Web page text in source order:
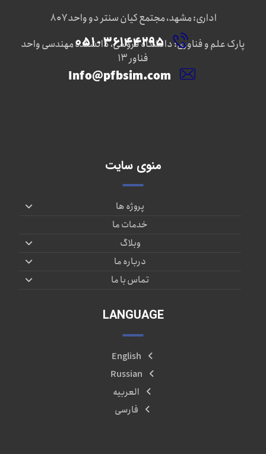
اداری: مشهد، مجتمع کیان سنتر دو واحد ۸۰۷
پارک علم و فناوری: دانشگاه فروسی، دانشکده مهندسی واحد
فناور ۱۳
۳۶۱۴۴۲۹۵ - ۰۵۱
Info@pfbsim.com
منوی سایت
پروژه ها
خدمات ما
وبلاگ
درباره ما
تماس با ما
LANGUAGE
English
Russian
العربیه
فارسی